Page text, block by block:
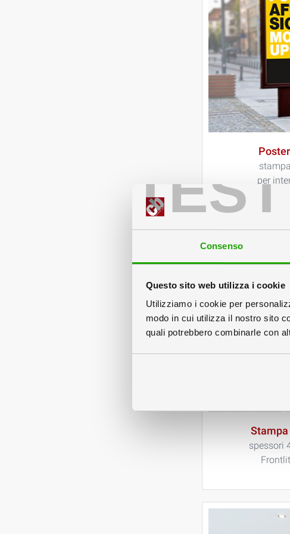
TEST
Consenso
Questo sito web utilizza i cookie
Utilizziamo i cookie per
modo in cui utilizza il nostro sito
quali potrebbero combinarle con
per
Stampa
spessori